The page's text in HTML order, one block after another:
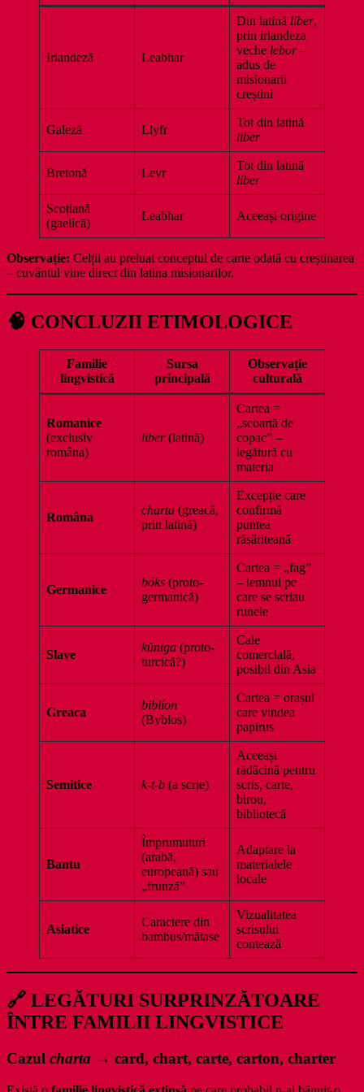
Irlandeză Leabhar
Din latină liber,
prin irlandeza
veche lebor–
adus de
misionarii
creștini
Galeză Llyfr
Tot din latină
liber
Bretonă Levr
Tot din latină
liber
Scoțiană
(gaelică)
Leabhar Aceeași origine
Observație: Celții au preluat conceptul de carte odată cu creștinarea
– cuvântul vine direct din latina misionarilor.
🧠 CONCLUZII ETIMOLOGICE
Familie
lingvistică
Sursa
principală
Observație
culturală
Romanice
(exclusiv
româna)
liber(latină)
Cartea =
„scoarță de
copac” –
legătură cu
materia
Româna
charta (greacă,
prin latină)
Excepție care
confirmă
puntea
răsăriteană
Germanice
bōks (proto-
germanică)
Cartea = „fag”
– lemnul pe
care se scriau
runele
Slave
kŭniga (proto-
turcică?)
Cale
comercială,
posibil din Asia
Greaca
biblíon
(Byblos)
Cartea = orașul
care vindea
papirus
Semitice k-t-b (a scrie)
Aceeași
rădăcină pentru
scris, carte,
birou,
bibliotecă
Bantu
Împrumuturi
(arabă,
europeană) sau
„frunză”
Adaptare la
materialele
locale
Asiatice
Caractere din
bambus/mătase
Vizualitatea
scrisului
contează
🔗 LEGĂTURI SURPRINZĂTOARE
ÎNTRE FAMILII LINGVISTICE
Cazul charta → card, chart, carte, carton, charter